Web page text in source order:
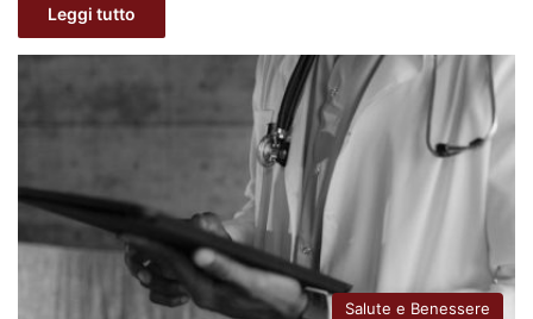
Leggi tutto
Salute e Benessere